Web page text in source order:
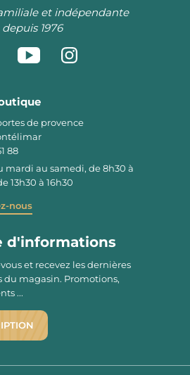
et indépendante
depuis 1976
de provence
88
mardi au samedi, de 8h30 à
13h30 à 16h30
nous
d'informations
et recevez les dernières
du magasin. Promotions,
...